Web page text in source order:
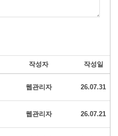
작성자 작성일
웹관리자 26.07.31
웹관리자 26.07.21